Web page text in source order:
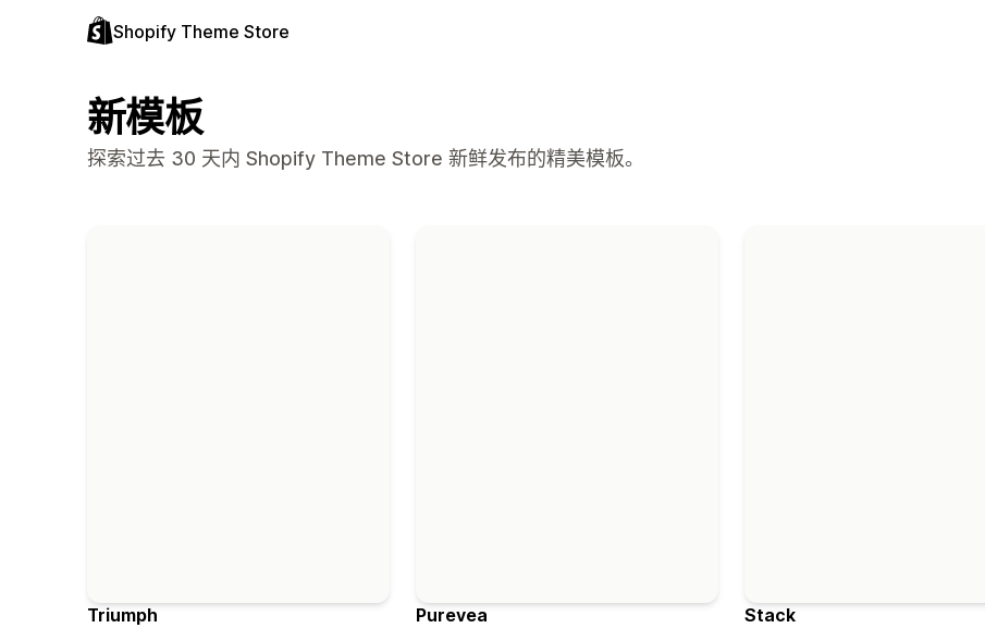
Shopify Theme Store
新模板
探索过去 30 天内 Shopify Theme Store 新鲜发布的精美模板。
Triumph
Purevea
Stack